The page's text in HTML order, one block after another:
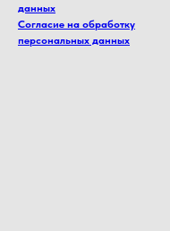
данных
Согласие на обработку
персональных данных